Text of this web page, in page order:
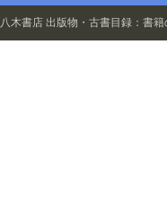
八木書店 出版物・古書目録：書